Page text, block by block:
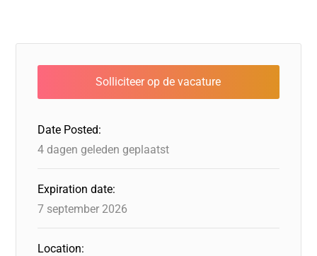
e
b
o
o
k
e
dI
n
o
d
o
a
d
s
s
A
p
l
Date Posted:
4 dagen geleden geplaatst
Expiration date:
7 september 2026
Location: